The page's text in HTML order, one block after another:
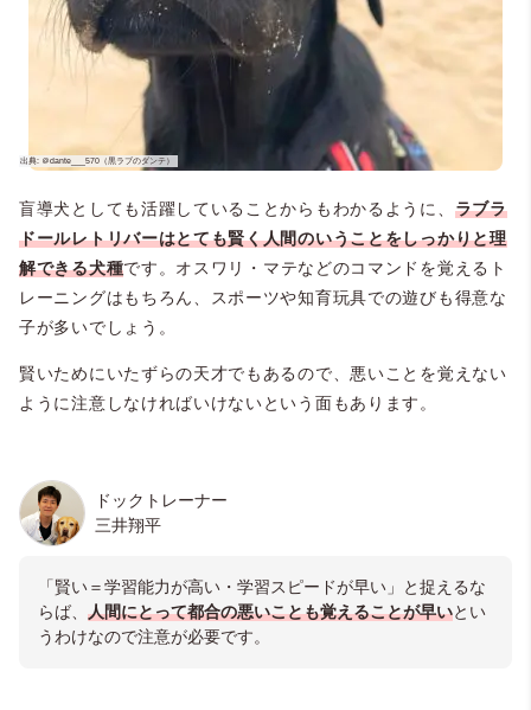
＠chocolab_bucky（チョコラブ バッキー）
盲導犬としても活躍していることからもわかるように、 ラブラ
ドールレトリバーはとても賢く人間のいうことをしっかりと理
解できる犬種です。オスワリ・マテなどのコマンドを覚えるト
レーニングはもちろん、スポーツや知育玩具での遊びも得意な
子が多いでしょう。
賢いためにいたずらの天才でもあるので、悪いことを覚えない
ように注意しなければいけないという面もあります。
ドックトレーナー
三井翔平
「賢い＝学習能力が高い・学習スピードが早い」と捉えるな
らば、 人間にとって都合の悪いことも覚えることが早いとい
うわけなので注意が必要です。